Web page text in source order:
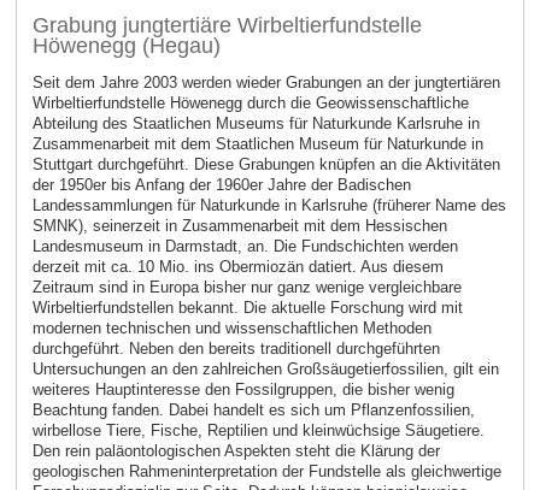
Grabung jungtertiäre Wirbeltierfundstelle
Höwenegg (Hegau)
Seit dem Jahre 2003 werden wieder Grabungen an der jungtertiären
Wirbeltierfundstelle Höwenegg durch die Geowissenschaftliche
Abteilung des Staatlichen Museums für Naturkunde Karlsruhe in
Zusammenarbeit mit dem Staatlichen Museum für Naturkunde in
Stuttgart durchgeführt. Diese Grabungen knüpfen an die Aktivitäten
der 1950er bis Anfang der 1960er Jahre der Badischen
Landessammlungen für Naturkunde in Karlsruhe (früherer Name des
SMNK), seinerzeit in Zusammenarbeit mit dem Hessischen
Landesmuseum in Darmstadt, an. Die Fundschichten werden
derzeit mit ca. 10 Mio. ins Obermiozän datiert. Aus diesem
Zeitraum sind in Europa bisher nur ganz wenige vergleichbare
Wirbeltierfundstellen bekannt. Die aktuelle Forschung wird mit
modernen technischen und wissenschaftlichen Methoden
durchgeführt. Neben den bereits traditionell durchgeführten
Untersuchungen an den zahlreichen Großsäugetierfossilien, gilt ein
weiteres Hauptinteresse den Fossilgruppen, die bisher wenig
Beachtung fanden. Dabei handelt es sich um Pflanzenfossilien,
wirbellose Tiere, Fische, Reptilien und kleinwüchsige Säugetiere.
Den rein paläontologischen Aspekten steht die Klärung der
geologischen Rahmeninterpretation der Fundstelle als gleichwertige